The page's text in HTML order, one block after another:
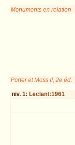
Monuments en relation
Porter et Moss II, 2e éd.
niv. 1: Leclant:1961